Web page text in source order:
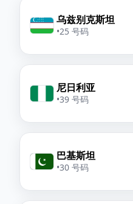
乌兹别克斯坦
•25 号码
尼日利亚
•39 号码
巴基斯坦
•30 号码